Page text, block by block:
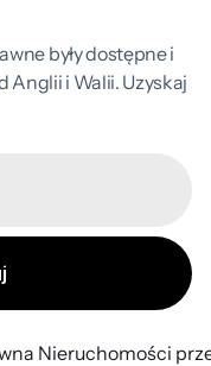
były dostępne i
Anglii i Walii. Uzyskaj
Nieruchomości